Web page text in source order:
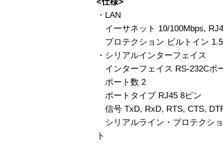
・LAN
イーサネット 10/100Mbps,
プロテクション ビルトイン
・シリアルインターフェイス
インターフェイス RS-232Cポ
ポート数 2
ポートタイプ RJ45 8ピン
信号 TxD, RxD, RTS, CTS,
シリアルライン・プロテクシ
ト